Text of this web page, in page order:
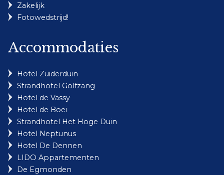
Zakelijk
Fotowedstrijd!
Accommodaties
Hotel Zuiderduin
Strandhotel Golfzang
Hotel de Vassy
Hotel de Boei
Strandhotel Het Hoge Duin
Hotel Neptunus
Hotel De Dennen
LIDO Appartementen
De Egmonden